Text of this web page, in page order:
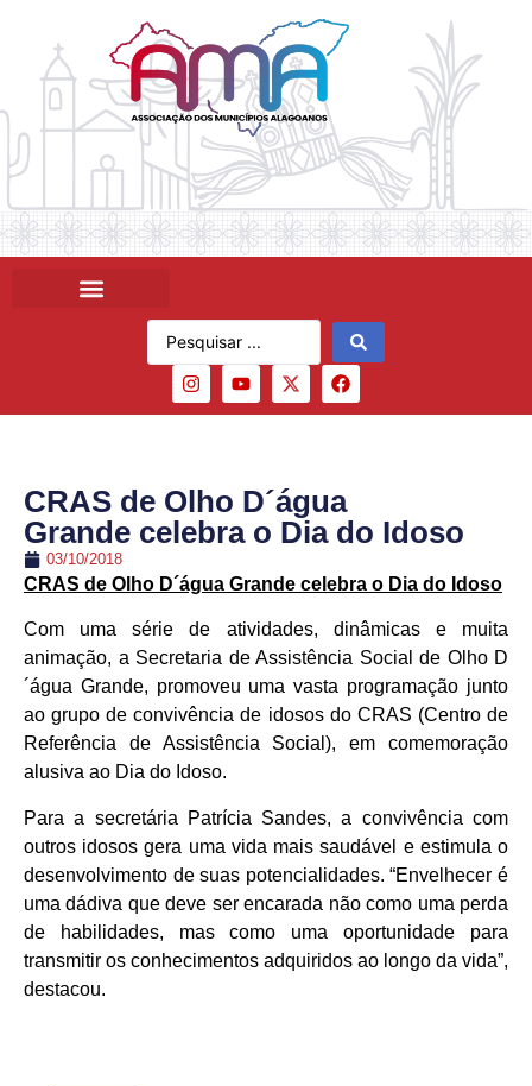
CRAS de Olho D´água
Grande celebra o Dia do Idoso
03/10/2018
CRAS de Olho D´água Grande celebra o Dia do Idoso
Com uma série de atividades, dinâmicas e muita
animação, a Secretaria de Assistência Social de Olho D
´água Grande, promoveu uma vasta programação junto
ao grupo de convivência de idosos do CRAS (Centro de
Referência de Assistência Social), em comemoração
alusiva ao Dia do Idoso.
Para a secretária Patrícia Sandes, a convivência com
outros idosos gera uma vida mais saudável e estimula o
desenvolvimento de suas potencialidades. “Envelhecer é
uma dádiva que deve ser encarada não como uma perda
de habilidades, mas como uma oportunidade para
transmitir os conhecimentos adquiridos ao longo da vida”,
destacou.